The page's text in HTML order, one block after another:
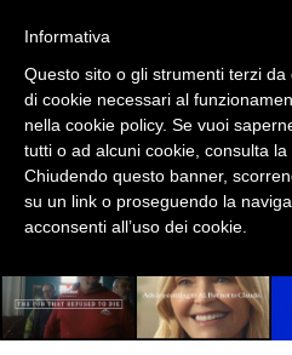
PRODOTTI
PUNTI VENDITA
CSR
Informativa
Questo sito o gli strumenti terzi
di cookie necessari al
nella cookie policy. Se vuoi
tutti o ad alcuni cookie, consulta la
Chiudendo questo banner,
su un link o proseguendo la
acconsenti all’uso dei cookie.